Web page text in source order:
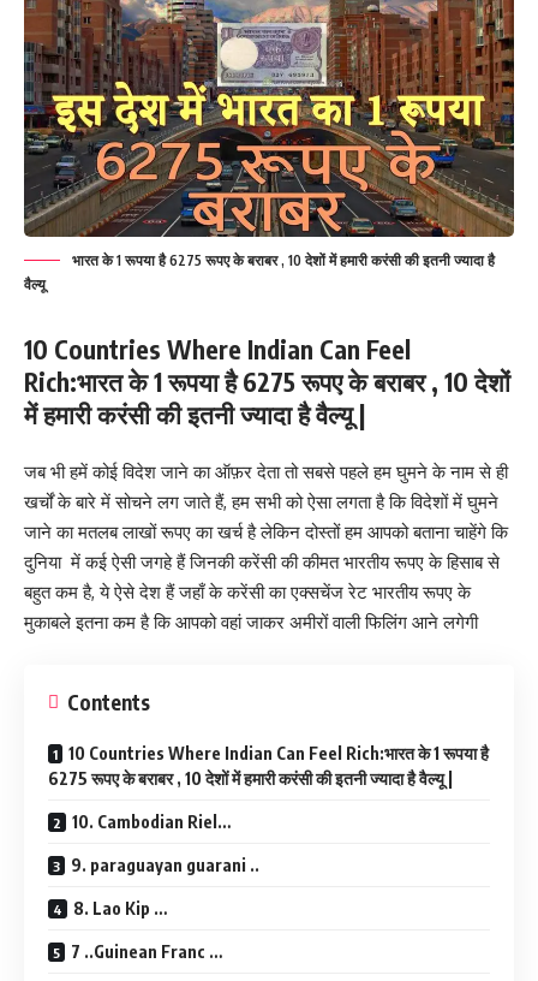
भारत के 1 रूपया है 6275 रूपए के बराबर , 10 देशों में हमारी करंसी की इतनी ज्यादा है
वैल्यू
10 Countries Where Indian Can Feel
Rich:भारत के 1 रूपया है 6275 रूपए के बराबर , 10 देशों
में हमारी करंसी की इतनी ज्यादा है वैल्यू |
जब भी हमें कोई विदेश जाने का ऑफ़र देता तो सबसे पहले हम घुमने के नाम से ही
खर्चों के बारे में सोचने लग जाते हैं, हम सभी को ऐसा लगता है कि विदेशों में घुमने
जाने का मतलब लाखों रूपए का खर्च है लेकिन दोस्तों हम आपको बताना चाहेंगे कि
दुनिया में कई ऐसी जगहे हैं जिनकी करेंसी की कीमत भारतीय रूपए के हिसाब से
बहुत कम है, ये ऐसे देश हैं जहाँ के करेंसी का एक्सचेंज रेट भारतीय रूपए के
मुकाबले इतना कम है कि आपको वहां जाकर अमीरों वाली फिलिंग आने लगेगी
Contents
10 Countries Where Indian Can Feel Rich:भारत के 1 रूपया है
6275 रूपए के बराबर , 10 देशों में हमारी करंसी की इतनी ज्यादा है वैल्यू |
10. Cambodian Riel…
9. paraguayan guarani ..
8. Lao Kip …
7 ..Guinean Franc …